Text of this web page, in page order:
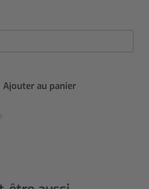
Ajouter au panier